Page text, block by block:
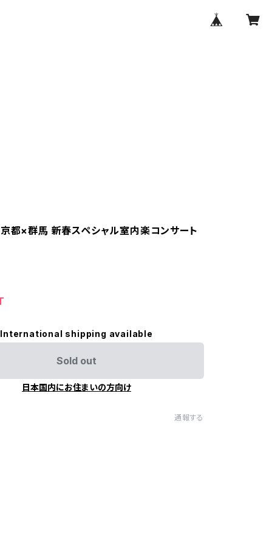
京都×群馬 新春スペシャル室内楽コンサート
International shipping available
Sold out
日本国内にお住まいの方向け
通報する